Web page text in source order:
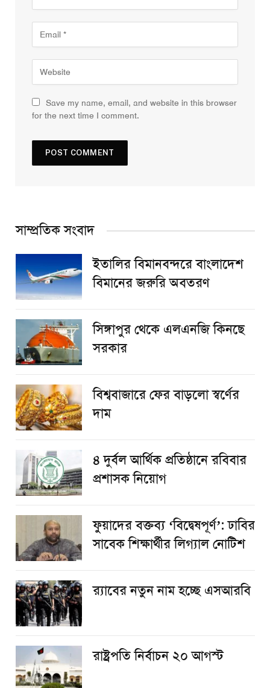
Save my name, email, and website in this browser
for the next time I comment.
সাম্প্রতিক সংবাদ
ইতালির বিমানবন্দরে বাংলাদেশ
বিমানের জরুরি অবতরণ
সিঙ্গাপুর থেকে এলএনজি কিনছে
সরকার
বিশ্ববাজারে ফের বাড়লো স্বর্ণের
দাম
৪ দুর্বল আর্থিক প্রতিষ্ঠানে রবিবার
প্রশাসক নিয়োগ
ফুয়াদের বক্তব্য ‘বিদ্বেষপূর্ণ’: ঢাবির
সাবেক শিক্ষার্থীর লিগ্যাল নোটিশ
র‌্যাবের নতুন নাম হচ্ছে এসআরবি
রাষ্ট্রপতি নির্বাচন ২০ আগস্ট